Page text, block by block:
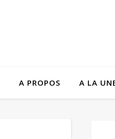
A PROPOS A LA